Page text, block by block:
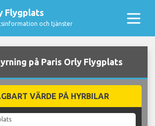
Flygplats
och tjänster
på Paris Orly Flygplats
VÄRDE PÅ HYRBILAR